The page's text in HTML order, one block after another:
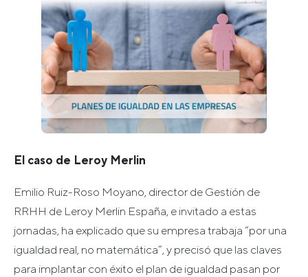
El caso de Leroy Merlin
Emilio Ruiz-Roso Moyano, director de Gestión de
RRHH de Leroy Merlin España, e invitado a estas
jornadas, ha explicado que su empresa trabaja “por una
igualdad real, no matemática”, y precisó que las claves
para implantar con éxito el plan de igualdad pasan por